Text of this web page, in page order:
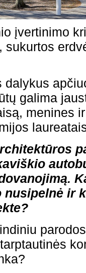
įvertinimo
sukurtos
dalykus
galima
menines
ir